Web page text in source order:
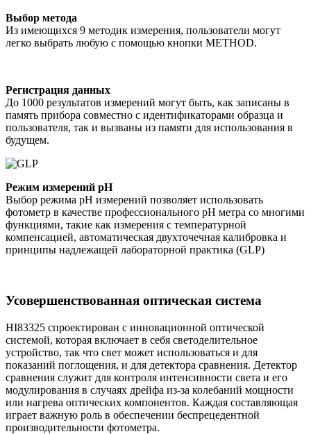
Выбор метода
Из имеющихся 9 методик измерения, пользователи могут
легко выбрать любую с помощью кнопки METHOD.
Регистрация данных
До 1000 результатов измерений могут быть, как записаны в
память прибора совместно с идентификаторами образца и
пользователя, так и вызваны из памяти для использования в
будущем.
Режим измерений pH
Выбор режима pH измерений позволяет использовать
фотометр в качестве профессионального pH метра со многими
функциями, такие как измерения с температурной
компенсацией, автоматическая двухточечная калибровка и
принципы надлежащей лабораторной практика (GLP)
Усовершенствованная оптическая система
HI83325 спроектирован с инновационной оптической
системой, которая включает в себя светоделительное
устройство, так что свет может использоваться и для
показаний поглощения, и для детектора сравнения. Детектор
сравнения служит для контроля интенсивности света и его
модулирования в случаях дрейфа из-за колебаний мощности
или нагрева оптических компонентов. Каждая составляющая
играет важную роль в обеспечении беспрецедентной
производительности фотометра.